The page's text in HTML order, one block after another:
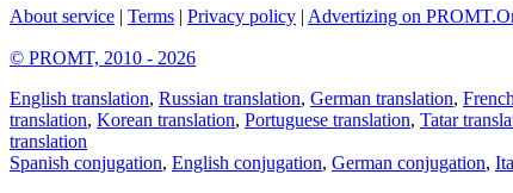
About service | Terms | Privacy policy | Advertizing on
© PROMT, 2010 - 2026
English translation, Russian translation, German translation,
translation, Korean translation, Portuguese translation, Tatar
translation
Spanish conjugation, English conjugation, German conjugation,